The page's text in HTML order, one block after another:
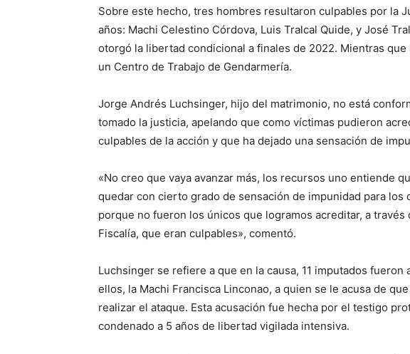
Sobre este hecho, tres hombres resultaron culpables por la
años: Machi Celestino Córdova, Luis Tralcal Quide, y José
otorgó la libertad condicional a finales de 2022. Mientras
un Centro de Trabajo de Gendarmería.
Jorge Andrés Luchsinger, hijo del matrimonio, no está
tomado la justicia, apelando que como víctimas pudieron
culpables de la acción y que ha dejado una sensación de
«No creo que vaya avanzar más, los recursos uno entiende
quedar con cierto grado de sensación de impunidad para los
porque no fueron los únicos que logramos acreditar, a
Fiscalía, que eran culpables», comentó.
Luchsinger se refiere a que en la causa, 11 imputados
ellos, la Machi Francisca Linconao, a quien se le acusa de
realizar el ataque. Esta acusación fue hecha por el testigo
condenado a 5 años de libertad vigilada intensiva.